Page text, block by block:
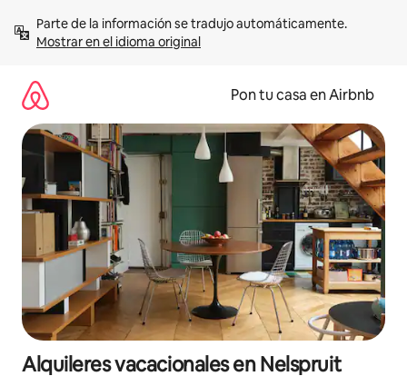
contenidoMostrar en el idioma original
Pon tu casa en Airbnb
Alquileres vacacionales en Nelspruit